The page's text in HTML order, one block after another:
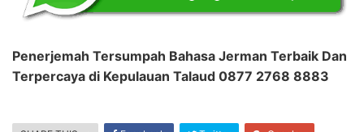
Penerjemah Tersumpah Bahasa Jerman Terbaik Dan
Terpercaya di Kepulauan Talaud 0877 2768 8883